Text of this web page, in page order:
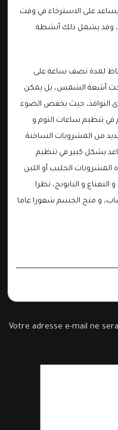
على الاسترخاء في وقت
وقد يشمل ذلك أنشطة
لمدة نصف ساعة على
تحت أشعة الشمس، بل يمكن
النوافذ، حيث يخفض الضوء
في تنظيم ساعات النوم و
من المشروبات الساخنة
بشكل كبير في تنظيم
الحليب أو اللبن
و البابونج، نظرا
و منح الجسم شعورا عاما
Votre adresse e-mail ne